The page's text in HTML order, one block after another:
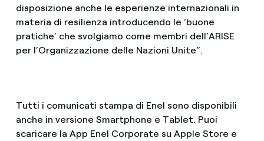
disposizione anche le esperienze internazionali in
materia di resilienza introducendo le ‘buone
pratiche’ che svolgiamo come membri dell’ARISE
per l’Organizzazione delle Nazioni Unite”.
Tutti i comunicati stampa di Enel sono disponibili
anche in versione Smartphone e Tablet. Puoi
scaricare la App Enel Corporate su Apple Store e